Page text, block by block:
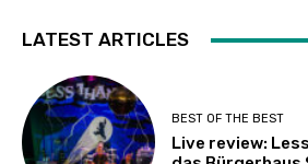
LATEST ARTICLES
BEST OF THE BEST
Live review: